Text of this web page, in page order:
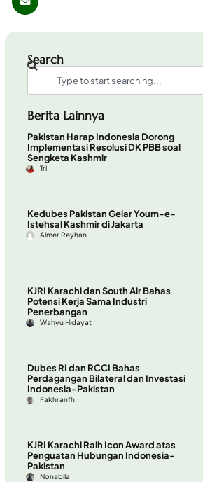
Search
Berita Lainnya
Pakistan Harap Indonesia Dorong
Implementasi Resolusi DK PBB soal
Sengketa Kashmir
Tri
Kedubes Pakistan Gelar Youm-e-
Istehsal Kashmir di Jakarta
Almer Reyhan
KJRI Karachi dan South Air Bahas
Potensi Kerja Sama Industri
Penerbangan
Wahyu Hidayat
Dubes RI dan RCCI Bahas
Perdagangan Bilateral dan Investasi
Indonesia-Pakistan
Fakhranfh
KJRI Karachi Raih Icon Award atas
Penguatan Hubungan Indonesia-
Pakistan
Nonabila